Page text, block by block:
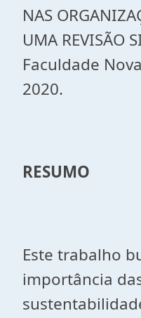
NAS
UMA REVISÃO
Faculdade
2020.
RESUMO
Este trabalho
importância